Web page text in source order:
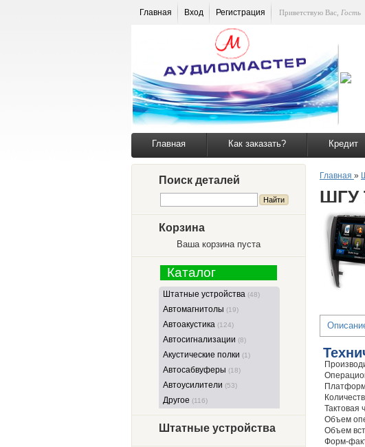
Главная Вход Регистрация Приветствую Вас Гость
Главная Как заказать? Кредит
Поиск деталей
Корзина
Ваша корзина пуста
Каталог
Штатные устройства (48)
Автомагнитолы (19)
Автоакустика (124)
Автосигнализации (8)
Акустические полки (1)
Автосабвуферы (18)
Автоусилители (53)
Другое (116)
Штатные устройства
Главная »
ШГУ
Тактовая
Объем
Объем
Форм-